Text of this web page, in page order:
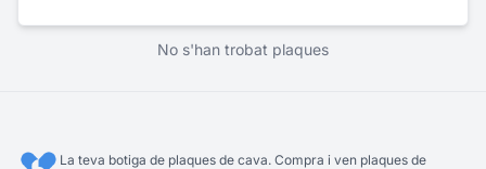
No s'han trobat plaques
La teva botiga de plaques de cava. Compra i ven plaques de